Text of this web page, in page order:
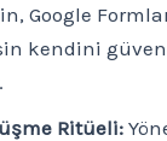
Google
kendini
Ritüeli: